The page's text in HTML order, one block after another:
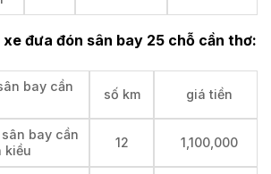
xe đưa đón sân bay 25 chỗ cần thơ:
bay cần
số km giá tiền
bay cần
kiều
12 1,100,000